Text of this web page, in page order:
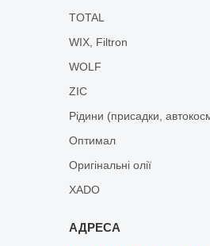
TOTAL
WIX, Filtron
WOLF
ZIC
Рідини (присадки,
Оптимал
Оригінальні олії
XADO